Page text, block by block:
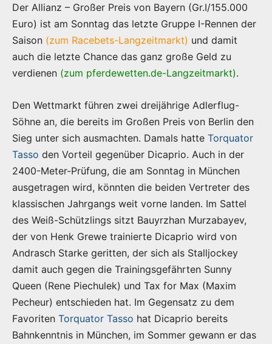
Der Allianz – Großer Preis von Bayern (Gr.I/155.000
Euro) ist am Sonntag das letzte Gruppe I-Rennen der
Saison (zum Racebets-Langzeitmarkt) und damit
auch die letzte Chance das ganz große Geld zu
verdienen (zum pferdewetten.de-Langzeitmarkt).
Den Wettmarkt führen zwei dreijährige Adlerflug-
Söhne an, die bereits im Großen Preis von Berlin den
Sieg unter sich ausmachten. Damals hatte Torquator
Tasso den Vorteil gegenüber Dicaprio. Auch in der
2400-Meter-Prüfung, die am Sonntag in München
ausgetragen wird, könnten die beiden Vertreter des
klassischen Jahrgangs weit vorne landen. Im Sattel
des Weiß-Schützlings sitzt Bauyrzhan Murzabayev,
der von Henk Grewe trainierte Dicaprio wird von
Andrasch Starke geritten, der sich als Stalljockey
damit auch gegen die Trainingsgefährten Sunny
Queen (Rene Piechulek) und Tax for Max (Maxim
Pecheur) entschieden hat. Im Gegensatz zu dem
Favoriten Torquator Tasso hat Dicaprio bereits
Bahnkenntnis in München, im Sommer gewann er das